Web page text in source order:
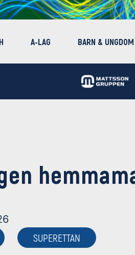
A-LAG BARN & UNGDOM
SUPERETTAN